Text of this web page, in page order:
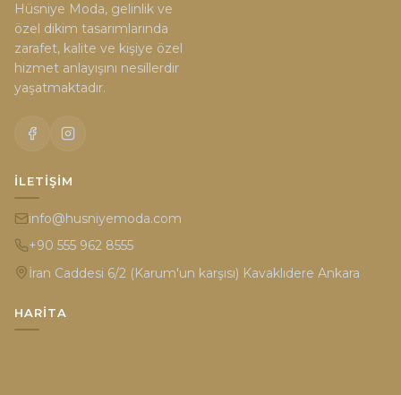
Hüsniye Moda, gelinlik ve
özel dikim tasarımlarında
zarafet, kalite ve kişiye özel
hizmet anlayışını nesillerdir
yaşatmaktadır.
İLETIŞIM
info@husniyemoda.com
+90 555 962 8555
İran Caddesi 6/2 (Karum'un karşısı) Kavaklıdere Ankara
HARITA